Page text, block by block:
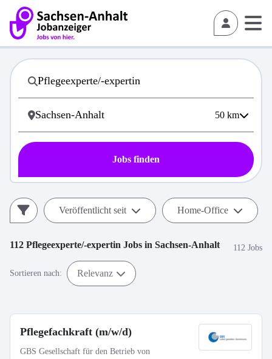
50 km
Jobs finden
Veröffentlicht seit Home-Office
112 Pflegeexperte/-expertin Jobs in Sachsen-Anhalt 112 Jobs
Sortieren nach: Relevanz
Pflegefachkraft (m/w/d)
GBS Gesellschaft für den Betrieb von